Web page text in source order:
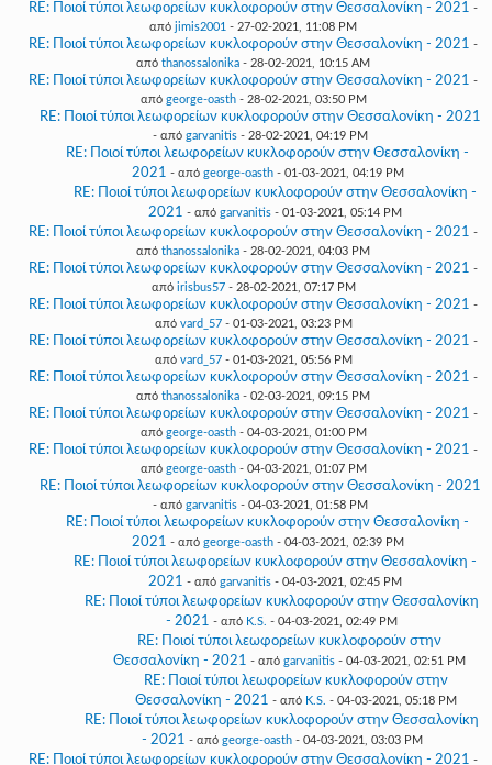
RE: Ποιοί τύποι λεωφορείων κυκλοφορούν στην Θεσσαλονίκη - 2021 -
από jimis2001 - 27-02-2021, 11:08 PM
RE: Ποιοί τύποι λεωφορείων κυκλοφορούν στην Θεσσαλονίκη - 2021 -
από thanossalonika - 28-02-2021, 10:15 AM
RE: Ποιοί τύποι λεωφορείων κυκλοφορούν στην Θεσσαλονίκη - 2021 -
από george-oasth- 28-02-2021, 03:50 PM
RE: Ποιοί τύποι λεωφορείων κυκλοφορούν στην Θεσσαλονίκη - 2021
- από garvanitis - 28-02-2021, 04:19 PM
RE: Ποιοί τύποι λεωφορείων κυκλοφορούν στην Θεσσαλονίκη -
2021 - από george-oasth- 01-03-2021, 04:19 PM
RE: Ποιοί τύποι λεωφορείων κυκλοφορούν στην Θεσσαλονίκη -
2021 - από garvanitis- 01-03-2021, 05:14 PM
RE: Ποιοί τύποι λεωφορείων κυκλοφορούν στην Θεσσαλονίκη - 2021 -
από thanossalonika - 28-02-2021, 04:03 PM
RE: Ποιοί τύποι λεωφορείων κυκλοφορούν στην Θεσσαλονίκη - 2021 -
από irisbus57- 28-02-2021, 07:17 PM
RE: Ποιοί τύποι λεωφορείων κυκλοφορούν στην Θεσσαλονίκη - 2021 -
από vard_57- 01-03-2021, 03:23 PM
RE: Ποιοί τύποι λεωφορείων κυκλοφορούν στην Θεσσαλονίκη - 2021 -
από vard_57- 01-03-2021, 05:56 PM
RE: Ποιοί τύποι λεωφορείων κυκλοφορούν στην Θεσσαλονίκη - 2021 -
από thanossalonika - 02-03-2021, 09:15 PM
RE: Ποιοί τύποι λεωφορείων κυκλοφορούν στην Θεσσαλονίκη - 2021 -
από george-oasth- 04-03-2021, 01:00 PM
RE: Ποιοί τύποι λεωφορείων κυκλοφορούν στην Θεσσαλονίκη - 2021 -
από george-oasth- 04-03-2021, 01:07 PM
RE: Ποιοί τύποι λεωφορείων κυκλοφορούν στην Θεσσαλονίκη - 2021
- από garvanitis - 04-03-2021, 01:58 PM
RE: Ποιοί τύποι λεωφορείων κυκλοφορούν στην Θεσσαλονίκη -
2021 - από george-oasth- 04-03-2021, 02:39 PM
RE: Ποιοί τύποι λεωφορείων κυκλοφορούν στην Θεσσαλονίκη -
2021 - από garvanitis- 04-03-2021, 02:45 PM
RE: Ποιοί τύποι λεωφορείων κυκλοφορούν στην Θεσσαλονίκη
- 2021 - από K.S. - 04-03-2021, 02:49 PM
RE: Ποιοί τύποι λεωφορείων κυκλοφορούν στην
Θεσσαλονίκη - 2021 - από garvanitis- 04-03-2021, 02:51 PM
RE: Ποιοί τύποι λεωφορείων κυκλοφορούν στην
Θεσσαλονίκη - 2021 - από K.S. - 04-03-2021, 05:18 PM
RE: Ποιοί τύποι λεωφορείων κυκλοφορούν στην Θεσσαλονίκη
- 2021 - από george-oasth- 04-03-2021, 03:03 PM
RE: Ποιοί τύποι λεωφορείων κυκλοφορούν στην Θεσσαλονίκη - 2021 -